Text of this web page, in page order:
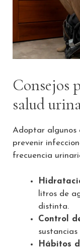
Consejos
salud
Adoptar algunos
prevenir
frecuencia
litros de
distinta.
Control
Hábitos